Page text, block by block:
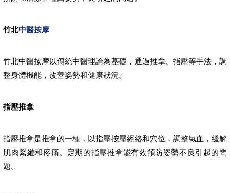
竹北中醫按摩
竹北中醫按摩以傳統中醫理論為基礎，通過推拿、指壓等手法，調
整身體機能，改善姿勢和健康狀況。
指壓推拿
指壓推拿是推拿的一種，以指壓按壓經絡和穴位，調整氣血，緩解
肌肉緊繃和疼痛。定期的指壓推拿能有效預防姿勢不良引起的問
題。